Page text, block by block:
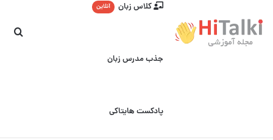
کلاس زبان آنلاین
جذب مدرس زبان
پادکست هایتاکی